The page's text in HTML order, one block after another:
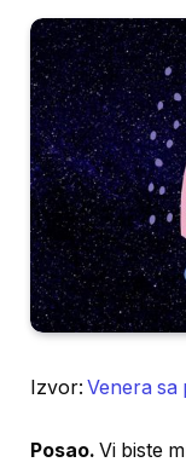
Izvor:Venera sa
Posao. Vi biste